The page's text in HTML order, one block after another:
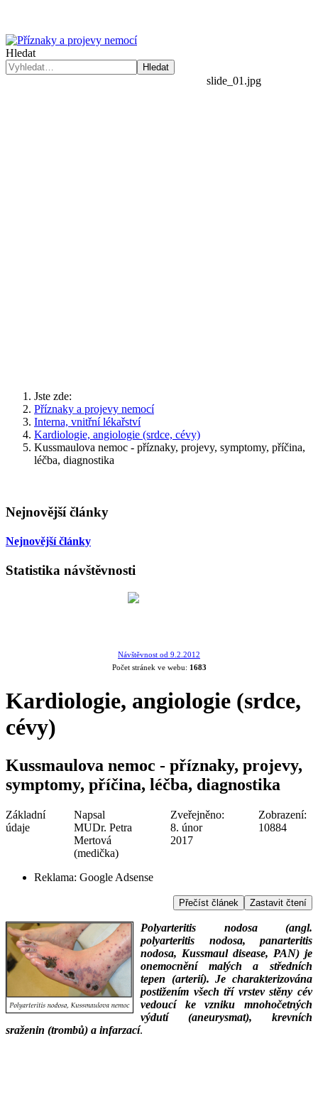
Hledat
Hledat
slide_01.jpg
Jste zde:
Příznaky a projevy nemocí
Interna, vnitřní lékařství
Kardiologie, angiologie (srdce, cévy)
Kussmaulova nemoc - příznaky, projevy, symptomy, příčina,
léčba, diagnostika
Nejnovější články
Nejnovější články
Statistika návštěvnosti
Návštěvnost od 9.2.2012
Počet stránek ve webu: 1683
Kardiologie, angiologie (srdce,
cévy)
Kussmaulova nemoc - příznaky, projevy,
symptomy, příčina, léčba, diagnostika
Základní
údaje
Napsal
MUDr. Petra
Mertová
(medička)
Zveřejněno:
8. únor
2017
Zobrazení:
10884
Reklama: Google Adsense
Přečíst článek Zastavit čtení
Polyarteritis nodosa (angl.
polyarteritis nodosa, panarteritis
nodosa, Kussmaul disease, PAN) je
onemocnění malých a středních
tepen (arterií). Je charakterizována
postižením všech tří vrstev stěny cév
vedoucí ke vzniku mnohočetných
výdutí (aneurysmat), krevních
sraženin (trombů) a infarzací.